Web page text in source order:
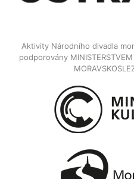
Aktivity Národního divadla
podporovány MINISTERSTVEM